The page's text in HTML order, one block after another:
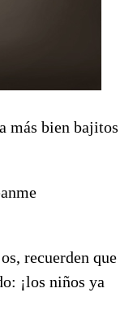
más bien bajitos
recuerden que
¡los niños ya